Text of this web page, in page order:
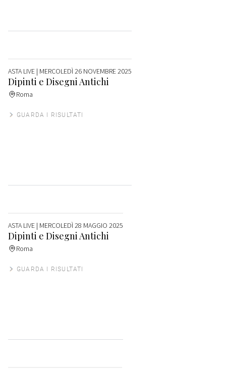
ASTA LIVE | MERCOLEDÌ 26 NOVEMBRE 2025
Dipinti e Disegni Antichi
Roma
GUARDA I RISULTATI
ASTA LIVE | MERCOLEDÌ 28 MAGGIO 2025
Dipinti e Disegni Antichi
Roma
GUARDA I RISULTATI